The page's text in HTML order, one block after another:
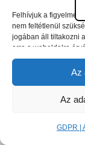
Felhívjuk a figyelmet
nem feltétlenül
jogában áll tiltakozni
erre a weboldalra
ADATKEZELÉSI
SZABÁLYZAT A PT-
Az
Az
GDPR |